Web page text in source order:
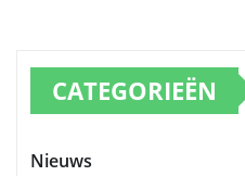
CATEGORIEËN
Nieuws